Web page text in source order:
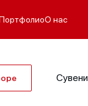
О нас